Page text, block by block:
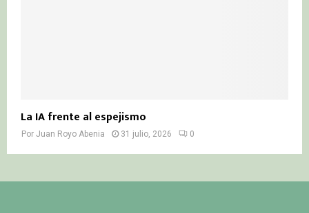
La IA frente al espejismo
Por Juan Royo Abenia 31 julio, 2026 0